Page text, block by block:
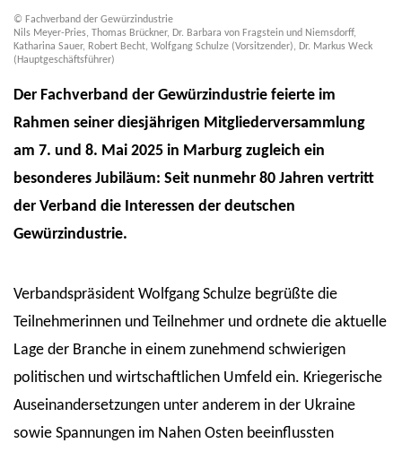
© Fachverband der Gewürzindustrie
Nils Meyer-Pries, Thomas Brückner, Dr. Barbara von Fragstein und Niemsdorff,
Katharina Sauer, Robert Becht, Wolfgang Schulze (Vorsitzender), Dr. Markus Weck
(Hauptgeschäftsführer)
Der Fachverband der Gewürzindustrie feierte im
Rahmen seiner diesjährigen Mitgliederversammlung
am 7. und 8. Mai 2025 in Marburg zugleich ein
besonderes Jubiläum: Seit nunmehr 80 Jahren vertritt
der Verband die Interessen der deutschen
Gewürzindustrie.
Verbandspräsident Wolfgang Schulze begrüßte die
Teilnehmerinnen und Teilnehmer und ordnete die aktuelle
Lage der Branche in einem zunehmend schwierigen
politischen und wirtschaftlichen Umfeld ein. Kriegerische
Auseinandersetzungen unter anderem in der Ukraine
sowie Spannungen im Nahen Osten beeinflussten